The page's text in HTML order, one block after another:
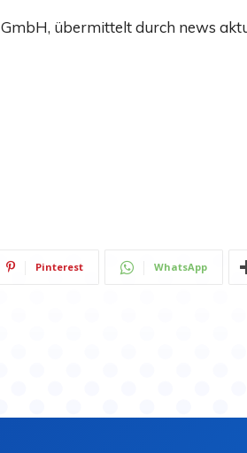
übermittelt durch news
Pinterest WhatsApp